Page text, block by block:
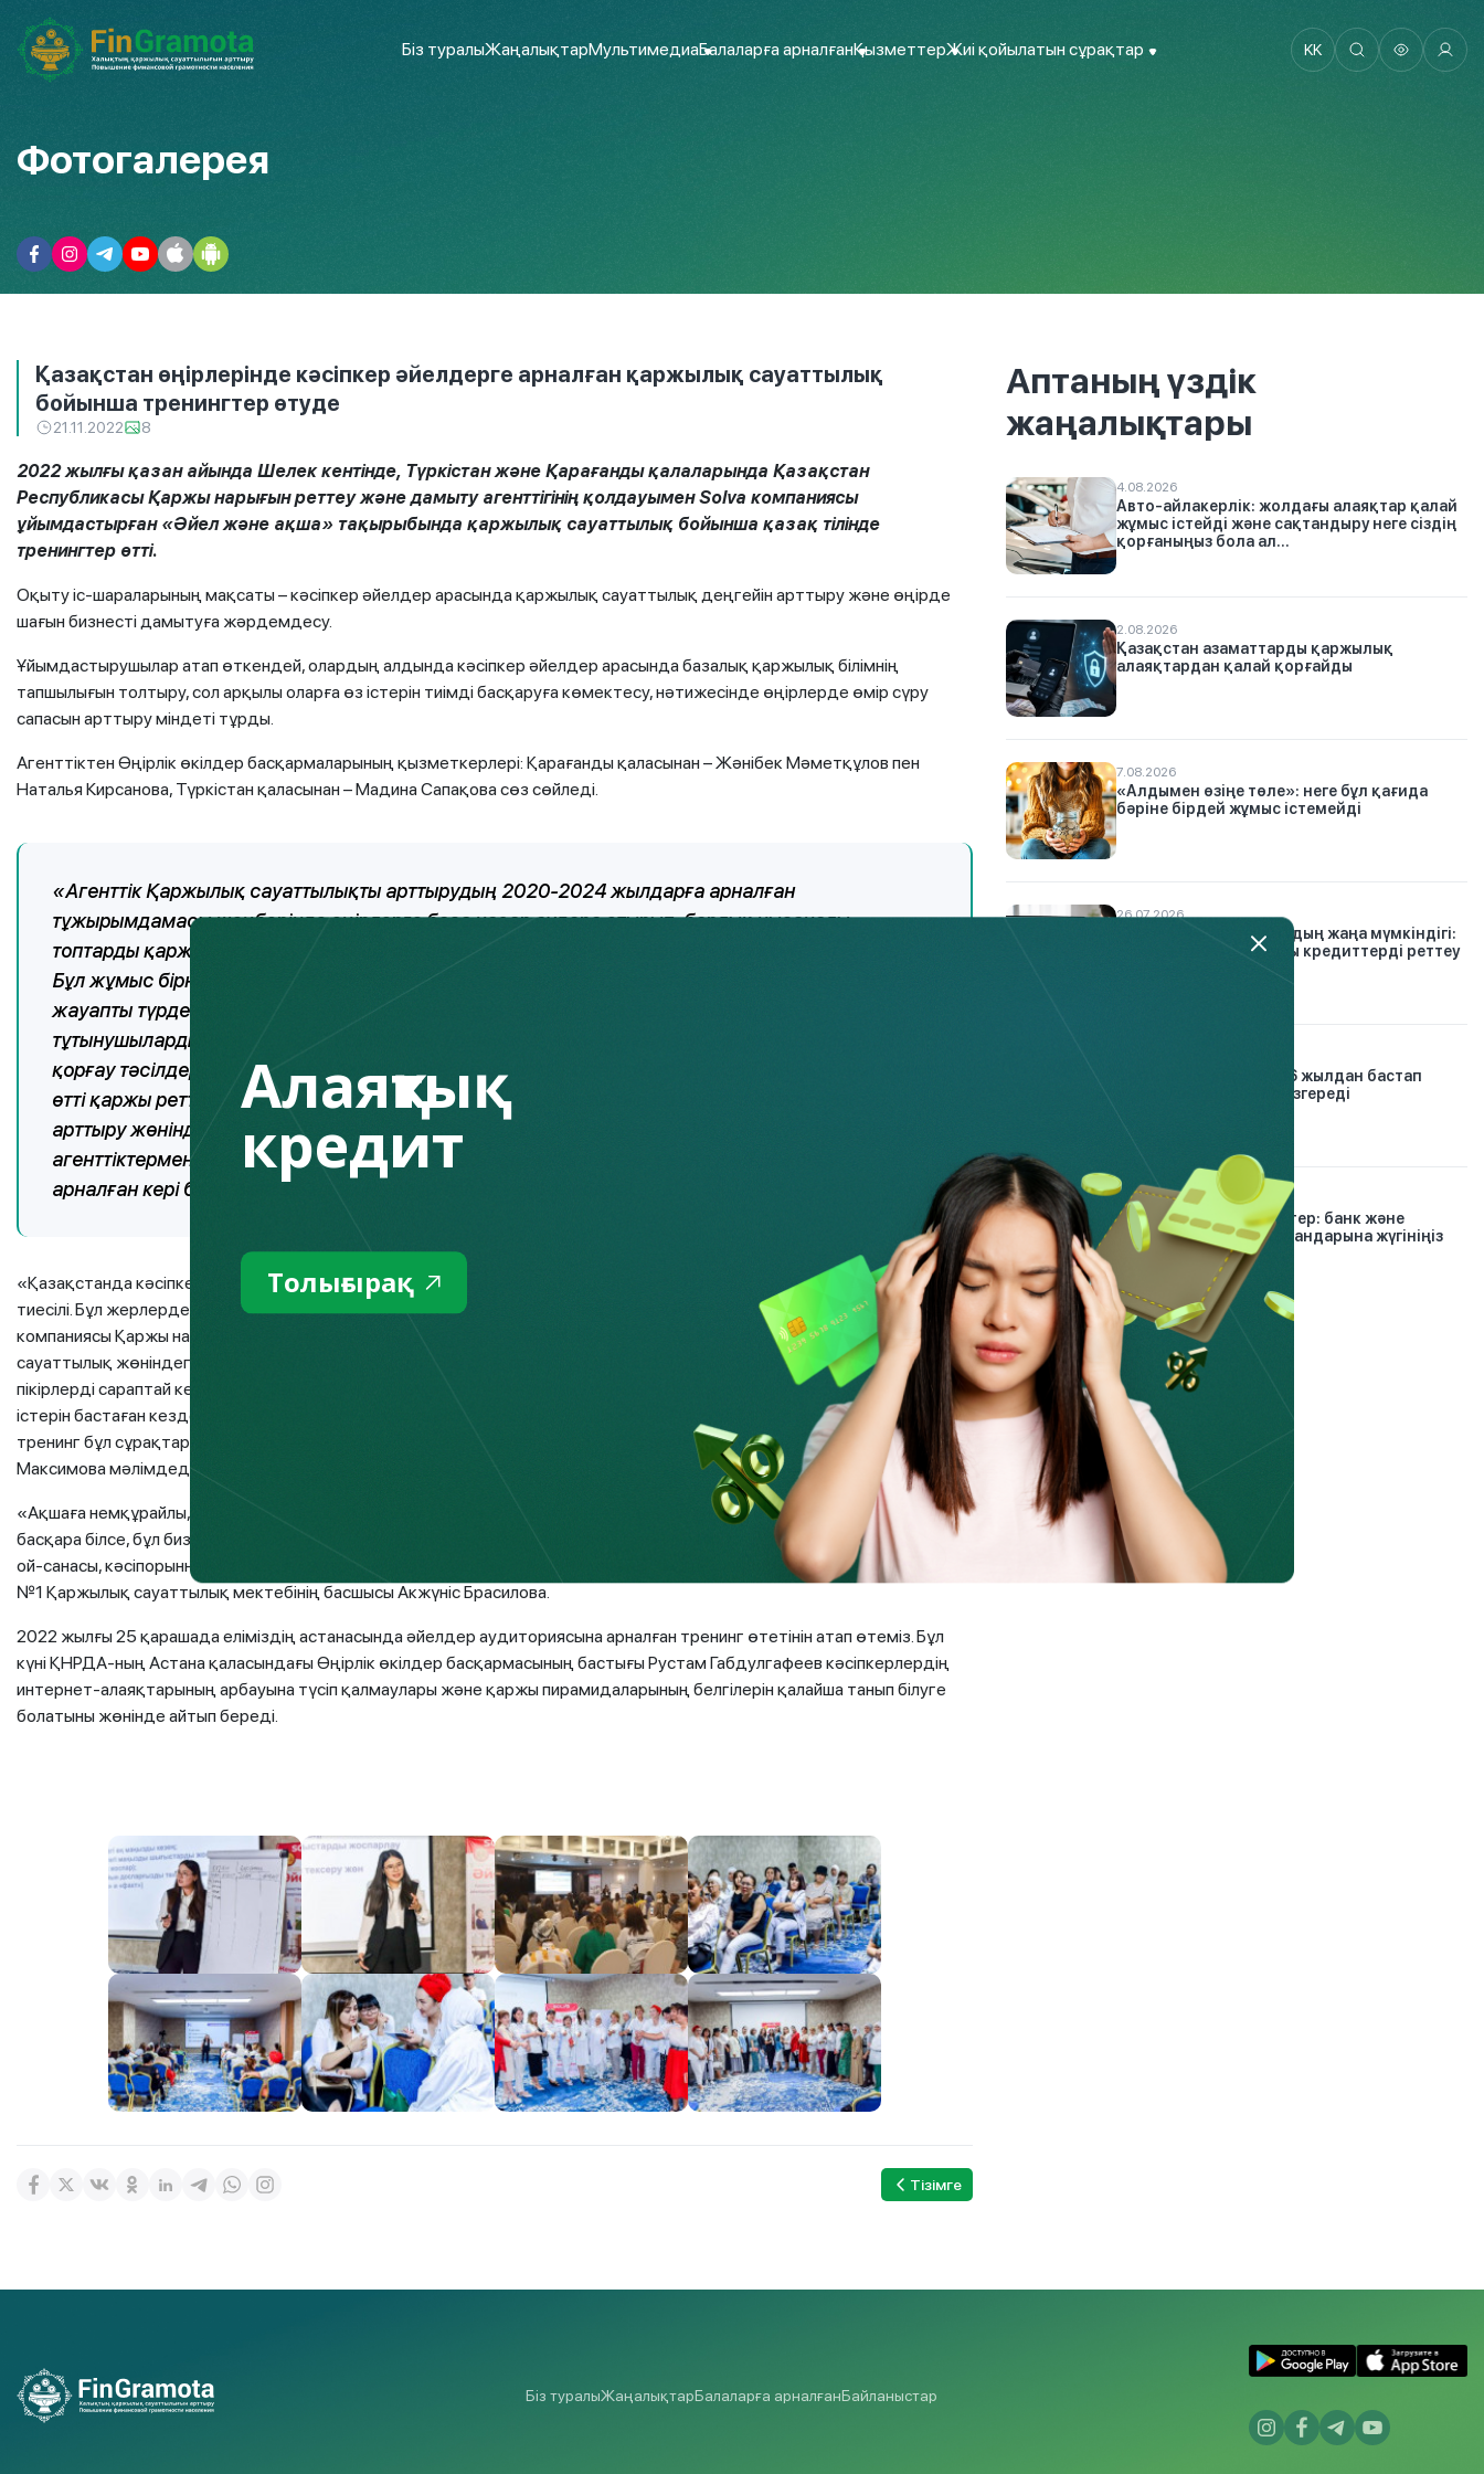
Біз туралыЖаңалықтарМультимедиаБалаларға арналғанҚызметтерЖиі қойылатын сұрақтар KK
Фотогалерея
Қазақстан өңірлерінде кәсіпкер әйелдерге арналған қаржылық сауаттылық
бойынша тренингтер өтуде
21.11.2022 8
2022 жылғы қазан айында Шелек кентінде, Түркістан және Қарағанды қалаларында Қазақстан
Республикасы Қаржы нарығын реттеу және дамыту агенттігінің қолдауыменSolva компаниясы
ұйымдастырған «Әйел және ақша» тақырыбында қаржылық сауаттылық бойынша қазақ тілінде
тренингтер өтті.
Оқыту іс-шараларының мақсаты – кәсіпкер әйелдер арасында қаржылық сауаттылық деңгейін арттыру және өңірде
шағын бизнесті дамытуға жәрдемдесу.
Ұйымдастырушылар атап өткендей, олардың алдында кәсіпкер әйелдер арасында базалық қаржылық білімнің
тапшылығын толтыру, сол арқылы оларға өз істерін тиімді басқаруға көмектесу, нәтижесінде өңірлерде өмір сүру
сапасын арттыру міндеті тұрды.
Агенттіктен Өңірлік өкілдер басқармаларының қызметкерлері: Қарағанды қаласынан – Жәнібек Мәметқұлов пен
Наталья Кирсанова, Түркістан қаласынан – Мадина Сапақова сөз сөйледі.
«Агенттік Қаржылық сауаттылықты арттырудың 2020-2024 жылдарға арналған
тұжырымдамасы шеңберінде өңірлерге баса назар аудара отырып, барлық нысаналы
топтарды қаржылық оқыту бойынша белсенді ақпараттық-түсіндіру жұмыстарын жүргізуде.
Бұл жұмыс бірнеше бағыттар бойынша жүзеге асырылуда, олардың бірі – тренингтер, дәрістер,
жауапты түрде кредит беру, инвестициялық сауаттылық, қаржылық қызметтерді
тұтынушылардың құқықтарын қорғау және онлайн-алаяқтық пен қаржы пирамидаларынан
қорғау тәсілдері тақырыптары бойынша вебинарлар түріндегі оқыту іс-шаралары», – деп атап
өтті қаржы реттеушісінің өкілдері. Сонымен бірге олар халықтың қаржылық сауаттылығын
арттыру жөніндегі Fingramota.kz жобасы және қаржы ұйымдарымен, МҚҰ-мен, коллекторлық
агенттіктермен өзара іс-қимыл мәселелері бойынша азаматтарға консультация беруге
арналған кері байланыс арналары туралы толық мәлімет берді.
«Қазақстанда кәсіпкер әйелдердің белсенділігі күннен-күнге артуда, мұндай бизнестердің ауқымды үлесі өңірлерге
тиесілі. Бұл жерлердегі бизнес иелерінің басым бөлігінің қазақ тілінде сөйлеушілер екенін ескере отырып, Solva
компаниясы Қаржы нарығын реттеу жэәне дамыту агенттігінің Fingramota.kz жобасымен бірлесіп, қаржылық
сауаттылық жөніндегі курсты мемлекеттік тілде өткізу туралы шешім қабылдады. Қатысуышардан келіп түскен
пікірлерді сараптай келе, бұл дұрыс және уақтылы қабылданған шешім екеніне көзіміз жетті. Көптеген кәсіпкерлер өз
істерін бастаған кезде бизнестің қаржылық жағына көп мән бермейді, ол жөніндегі білімдері жеткіліксіз болады. Біздің
тренинг бұл сұрақтарға жан-жақты, толық жауаптар алуға көмек береді», деп Solva-ның бас директоры Анна
Максимова мәлімдеді.
«Ақшаға немқұрайлы, ұқыпсыз қарау адамның өмір сүру сапасын төмендетеді. Егер әйел отбасының бюджетін
басқара білсе, бұл бизнестегі ақшаны сауатты пайдаланудағы бірінші қадам. Семинарларда біз әйелдердің қаржылық
ой-санасы, кәсіпорынның қаржысы, жеке және отбасы бюджеті сияқты тақырыптарды қозғаймыз», – деді Алматы қ.
№1 Қаржылық сауаттылық мектебінің басшысы Акжүніс Брасилова.
2022 жылғы 25 қарашада еліміздің астанасында әйелдер аудиториясына арналған тренинг өтетінін атап өтеміз. Бұл
күні ҚНРДА-ның Астана қаласындағы Өңірлік өкілдер басқармасының бастығы Рустам Габдулгафеев кәсіпкерлердің
интернет-алаяқтарының арбауына түсіп қалмаулары және қаржы пирамидаларының белгілерін қалайша танып білуге
болатыны жөнінде айтып береді.
Тізімге
Аптаның үздік
жаңалықтары
4.08.2026
Авто-айлакерлік: жолдағы алаяқтар қалай
жұмыс істейді және сақтандыру неге сіздің
қорғаныңыз бола ал...
2.08.2026
Қазақстан азаматтарды қаржылық
алаяқтардан қалай қорғайды
7.08.2026
«Алдымен өзіңе төле»: неге бұл қағида
бәріне бірдей жұмыс істемейді
26.07.2026
Қарыз тұзағынан шығудың жаңа мүмкіндігі:
Finkelisim платформасы кредиттерді реттеу
тәсілін қалай өзг...
Автосақтандыру: 2026 жылдан бастап
жүргізушілер үшін не өзгереді
30.12.2024
Проблемалық кредиттер: банк және
микроқаржы омбудсмандарына жүгініңіз
Біз туралыЖаңалықтарБалаларға арналғанБайланыстар
Алаяқтық
кредит
Толығырақ